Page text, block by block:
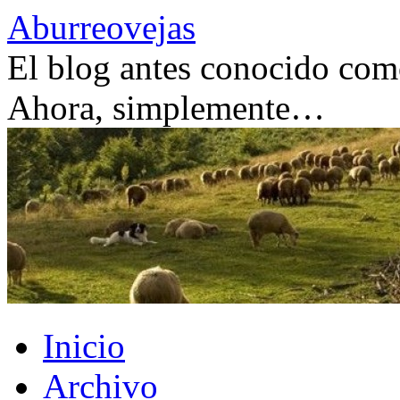
Saltar
al
contenido
Aburreovejas
El blog antes conocido
Ahora, simplemente…
Inicio
Archivo